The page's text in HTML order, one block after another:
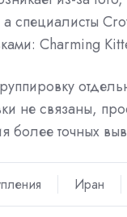
а специалисты
Charming
не связаны,
более точных
Иран